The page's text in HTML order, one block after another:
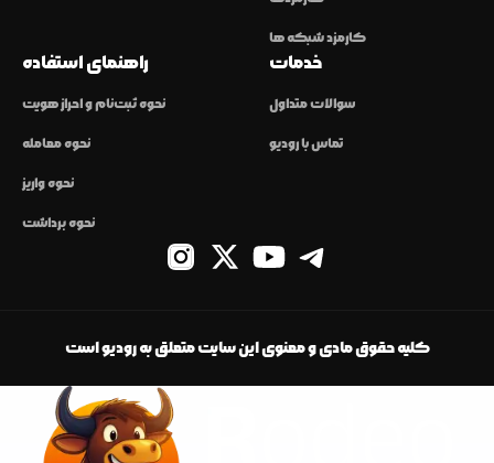
کارمزد شبکه ها
راهنمای استفاده
نحوه ثبت‌نام و احراز هویت
نحوه معامله
نحوه واریز
نحوه برداشت
خدمات
سوالات متداول
تماس با رودیو
کلیه حقوق مادی و معنوی این سایت متعلق به رودیو است